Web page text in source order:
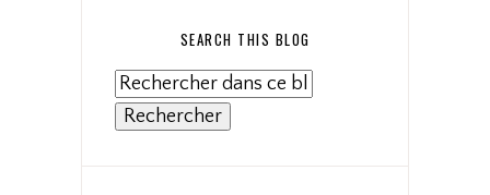
SEARCH THIS BLOG